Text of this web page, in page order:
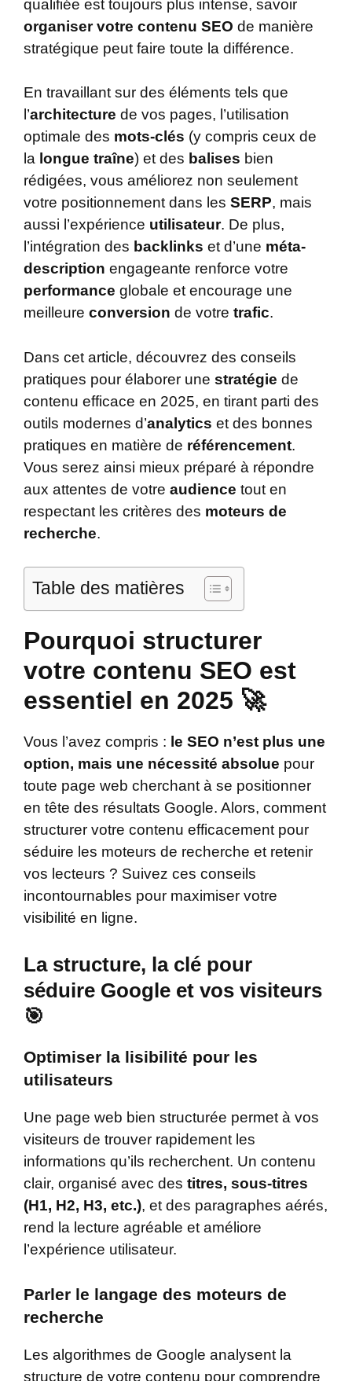
qualifiée est toujours plus intense, savoir
organiser votre contenu SEO de manière
stratégique peut faire toute la différence.
En travaillant sur des éléments tels que
l’architecture de vos pages, l’utilisation
optimale des mots-clés (y compris ceux de
la longue traîne) et des balises bien
rédigées, vous améliorez non seulement
votre positionnement dans les SERP, mais
aussi l’expérience utilisateur. De plus,
l’intégration des backlinks et d’une méta-
description engageante renforce votre
performance globale et encourage une
meilleure conversion de votre trafic.
Dans cet article, découvrez des conseils
pratiques pour élaborer une stratégie de
contenu efficace en 2025, en tirant parti des
outils modernes d’analytics et des bonnes
pratiques en matière de référencement.
Vous serez ainsi mieux préparé à répondre
aux attentes de votre audience tout en
respectant les critères des moteurs de
recherche.
Table des matières
Pourquoi structurer
votre contenu SEO est
essentiel en 2025 🚀
Vous l’avez compris : le SEO n’est plus une
option, mais une nécessité absolue pour
toute page web cherchant à se positionner
en tête des résultats Google. Alors, comment
structurer votre contenu efficacement pour
séduire les moteurs de recherche et retenir
vos lecteurs ? Suivez ces conseils
incontournables pour maximiser votre
visibilité en ligne.
La structure, la clé pour
séduire Google et vos visiteurs
🎯
Optimiser la lisibilité pour les
utilisateurs
Une page web bien structurée permet à vos
visiteurs de trouver rapidement les
informations qu’ils recherchent. Un contenu
clair, organisé avec des titres, sous-titres
(H1, H2, H3, etc.), et des paragraphes aérés,
rend la lecture agréable et améliore
l’expérience utilisateur.
Parler le langage des moteurs de
recherche
Les algorithmes de Google analysent la
structure de votre contenu pour comprendre